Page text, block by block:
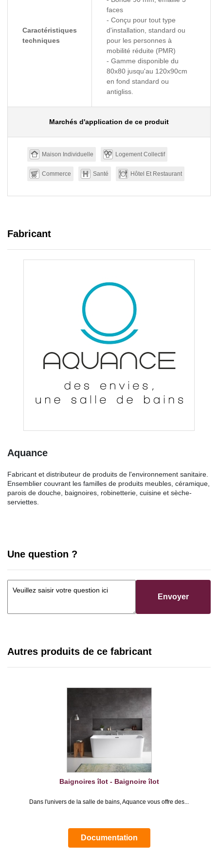
Caractéristiques
techniques
faces
- Conçu pour tout type
d'installation, standard ou
pour les personnes à
mobilité réduite (PMR)
- Gamme disponible du
80x80 jusqu'au 120x90cm
en fond standard ou
antigliss.
Marchés d'application de ce produit
Maison Individuelle Logement Collectif
Commerce Santé Hôtel Et Restaurant
Fabricant
Aquance
Fabricant et distributeur de produits de l'environnement sanitaire.
Ensemblier couvrant les familles de produits meubles, céramique,
parois de douche, baignoires, robinetterie, cuisine et sèche-
serviettes.
Une question ?
Envoyer
Autres produits de ce fabricant
Baignoires îlot - Baignoire îlot
Dans l'univers de la salle de bains, Aquance vous offre des...
Documentation